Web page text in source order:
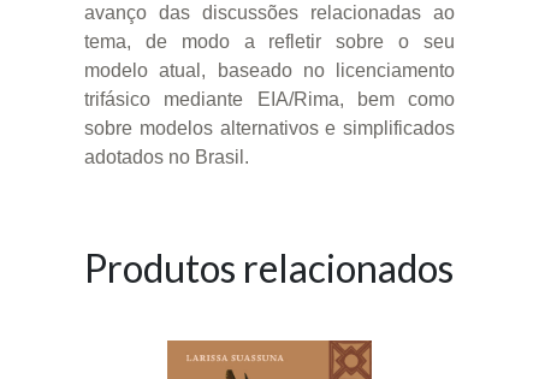
avanço das discussões relacionadas ao
tema, de modo a refletir sobre o seu
modelo atual, baseado no licenciamento
trifásico mediante EIA/Rima, bem como
sobre modelos alternativos e simplificados
adotados no Brasil.
Produtos relacionados